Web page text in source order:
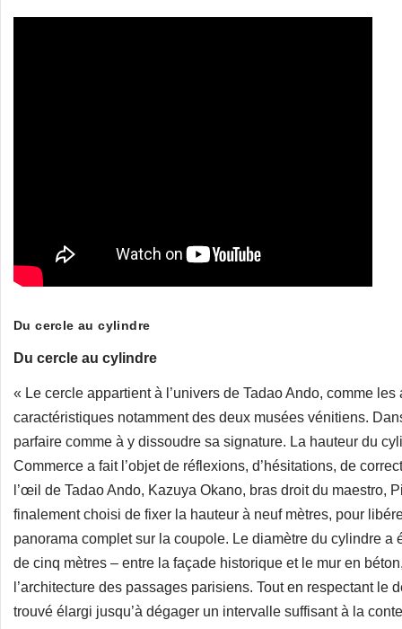
Du cercle au cylindre
Du cercle au cylindre
« Le cercle appartient à l’univers de Tadao Ando, comme
caractéristiques notamment des deux musées vénitiens.
parfaire comme à y dissoudre sa signature. La hauteur du
Commerce a fait l’objet de réflexions, d’hésitations, de
l’œil de Tadao Ando, Kazuya Okano, bras droit du maestro,
finalement choisi de fixer la hauteur à neuf mètres, pour
panorama complet sur la coupole. Le diamètre du cylindre a
de cinq mètres – entre la façade historique et le mur en
l’architecture des passages parisiens. Tout en respectant le
trouvé élargi jusqu’à dégager un intervalle suffisant à la